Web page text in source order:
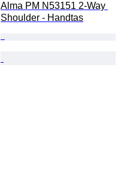
Alma PM N53151 2-Way
Shoulder - Handtas